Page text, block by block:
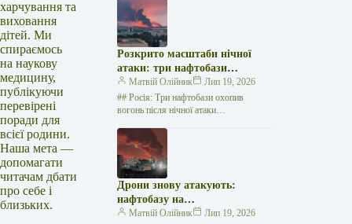
харчування та
виховання
дітей. Ми
спираємось
на наукову
медицину,
публікуючи
перевірені
поради для
всієї родини.
Наша мета —
допомагати
читачам дбати
про себе і
близьких.
російської агресії, що сталася у
столиці…
Розкрито масштаби нічної
атаки: три нафтобази
палають у Ставрополі –
OSINT-аналіз
Матвій Олійник
Лип 19, 2026
## Росія: Три нафтобази охопив
вогонь після нічної атаки
19: де на Кіровоградщині
зареєстрували нові випадки
захворюванняУкраїнці:…
Дрони знову атакують:
нафтобазу на
Ставропольщині вражено
Матвій Олійник
Лип 19, 2026